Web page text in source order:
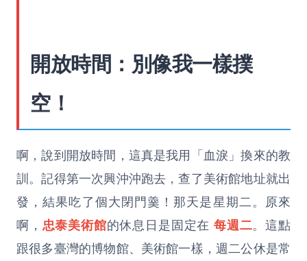
開放時間：別像我一樣撲
空！
啊，說到開放時間，這真是我用「血淚」換來的教
訓。記得第一次興沖沖跑去，查了美術館地址就出
發，結果吃了個大閉門羹！那天是星期二。原來
啊， 忠泰美術館的休息日是固定在 每週二。這點
跟很多臺灣的博物館、美術館一樣，週二公休是常